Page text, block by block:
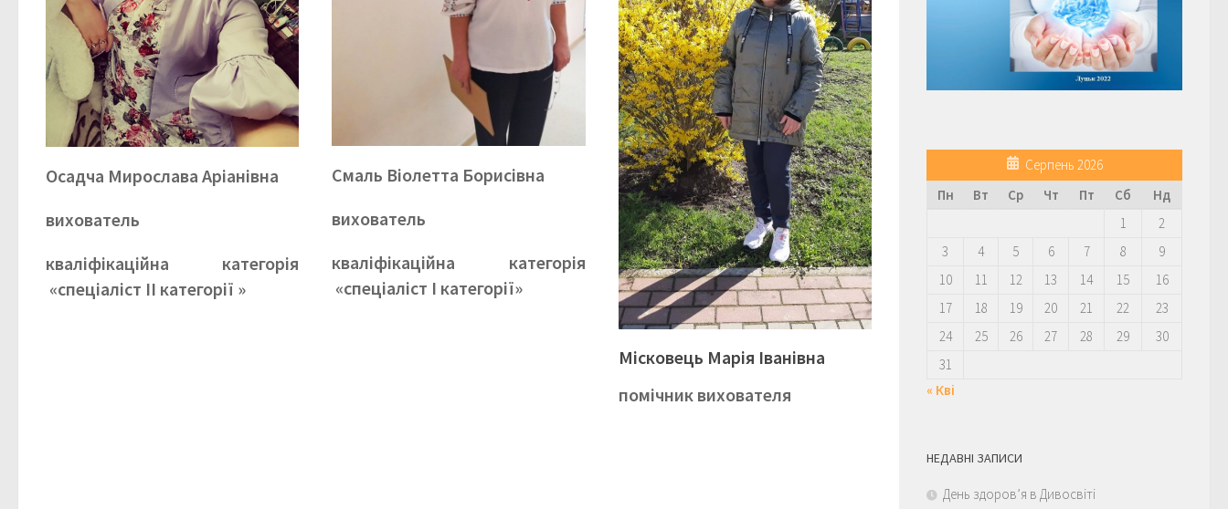
Осадча Мирослава Аріанівна
вихователь
кваліфікаційна категорія
«спеціаліст ІІ категорії »
Смаль Віолетта Борисівна
вихователь
кваліфікаційна категорія
«спеціаліст І категорії»
Місковець Марія Іванівна
помічник вихователя
Серпень 2026
Пн
Вт Ср Чт Пт Сб
Нд
1
2
3
4 5 6 7 8
9
10
11 12 13 14 15
16
17
18 19 20 21 22
23
24
25 26 27 28 29
30
31
« Кві
НЕДАВНІ ЗАПИСИ
День здоров’я в Дивосвіті